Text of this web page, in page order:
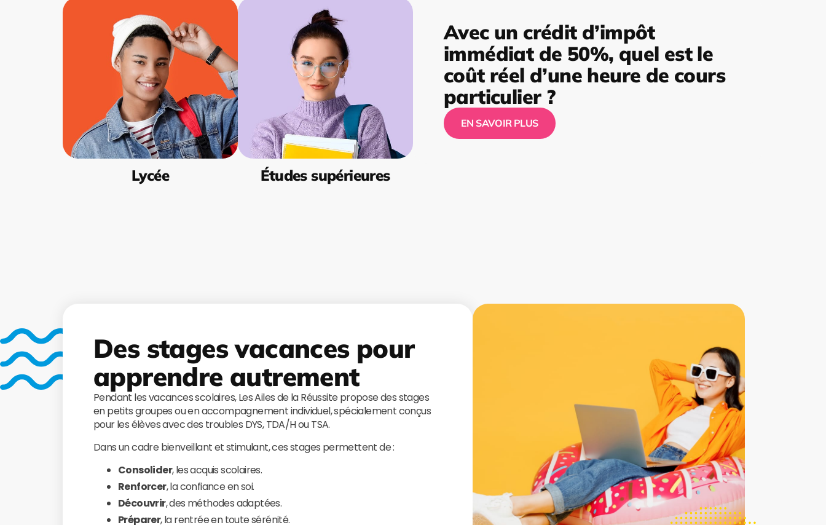
Lycée Études supérieures
Avec un crédit d’impôt
immédiat de 50%, quel est le
coût réel d’une heure de cours
particulier ?
EN SAVOIR PLUS
Des stages vacances pour
apprendre autrement
Pendant les vacances scolaires, Les Ailes de la Réussite propose des stages
en petits groupes ou en accompagnement individuel, spécialement conçus
pour les élèves avec des troubles DYS, TDA/H ou TSA.
Dans un cadre bienveillant et stimulant, ces stages permettent de :
Consolider, les acquis scolaires.
Renforcer, la confiance en soi.
Découvrir, des méthodes adaptées.
Préparer, la rentrée en toute sérénité.